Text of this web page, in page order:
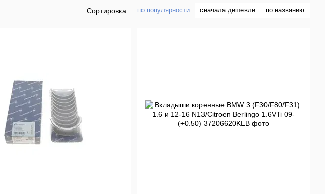
Сортировка: по популярности сначала дешевле по названию